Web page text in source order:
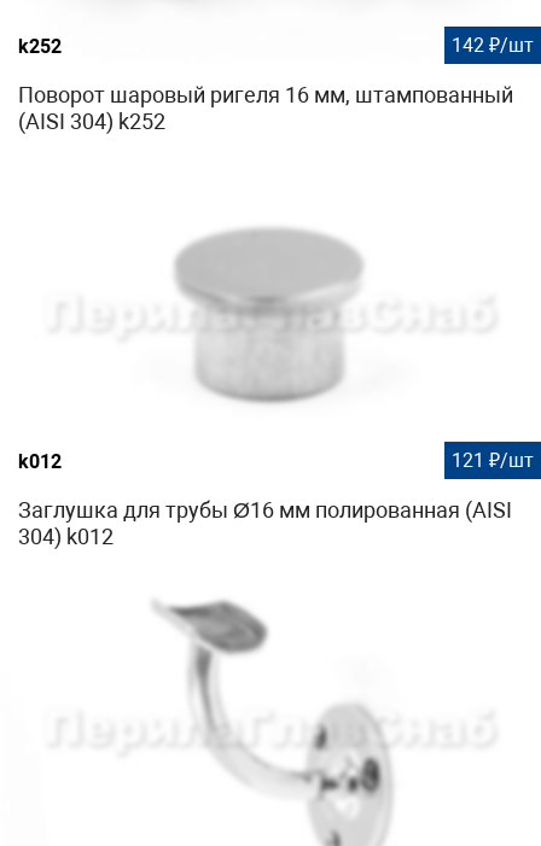
k252 142 ₽/шт
Поворот шаровый ригеля 16 мм, штампованный
(AISI 304) k252
k012 121 ₽/шт
Заглушка для трубы Ø16 мм полированная (AISI
304) k012